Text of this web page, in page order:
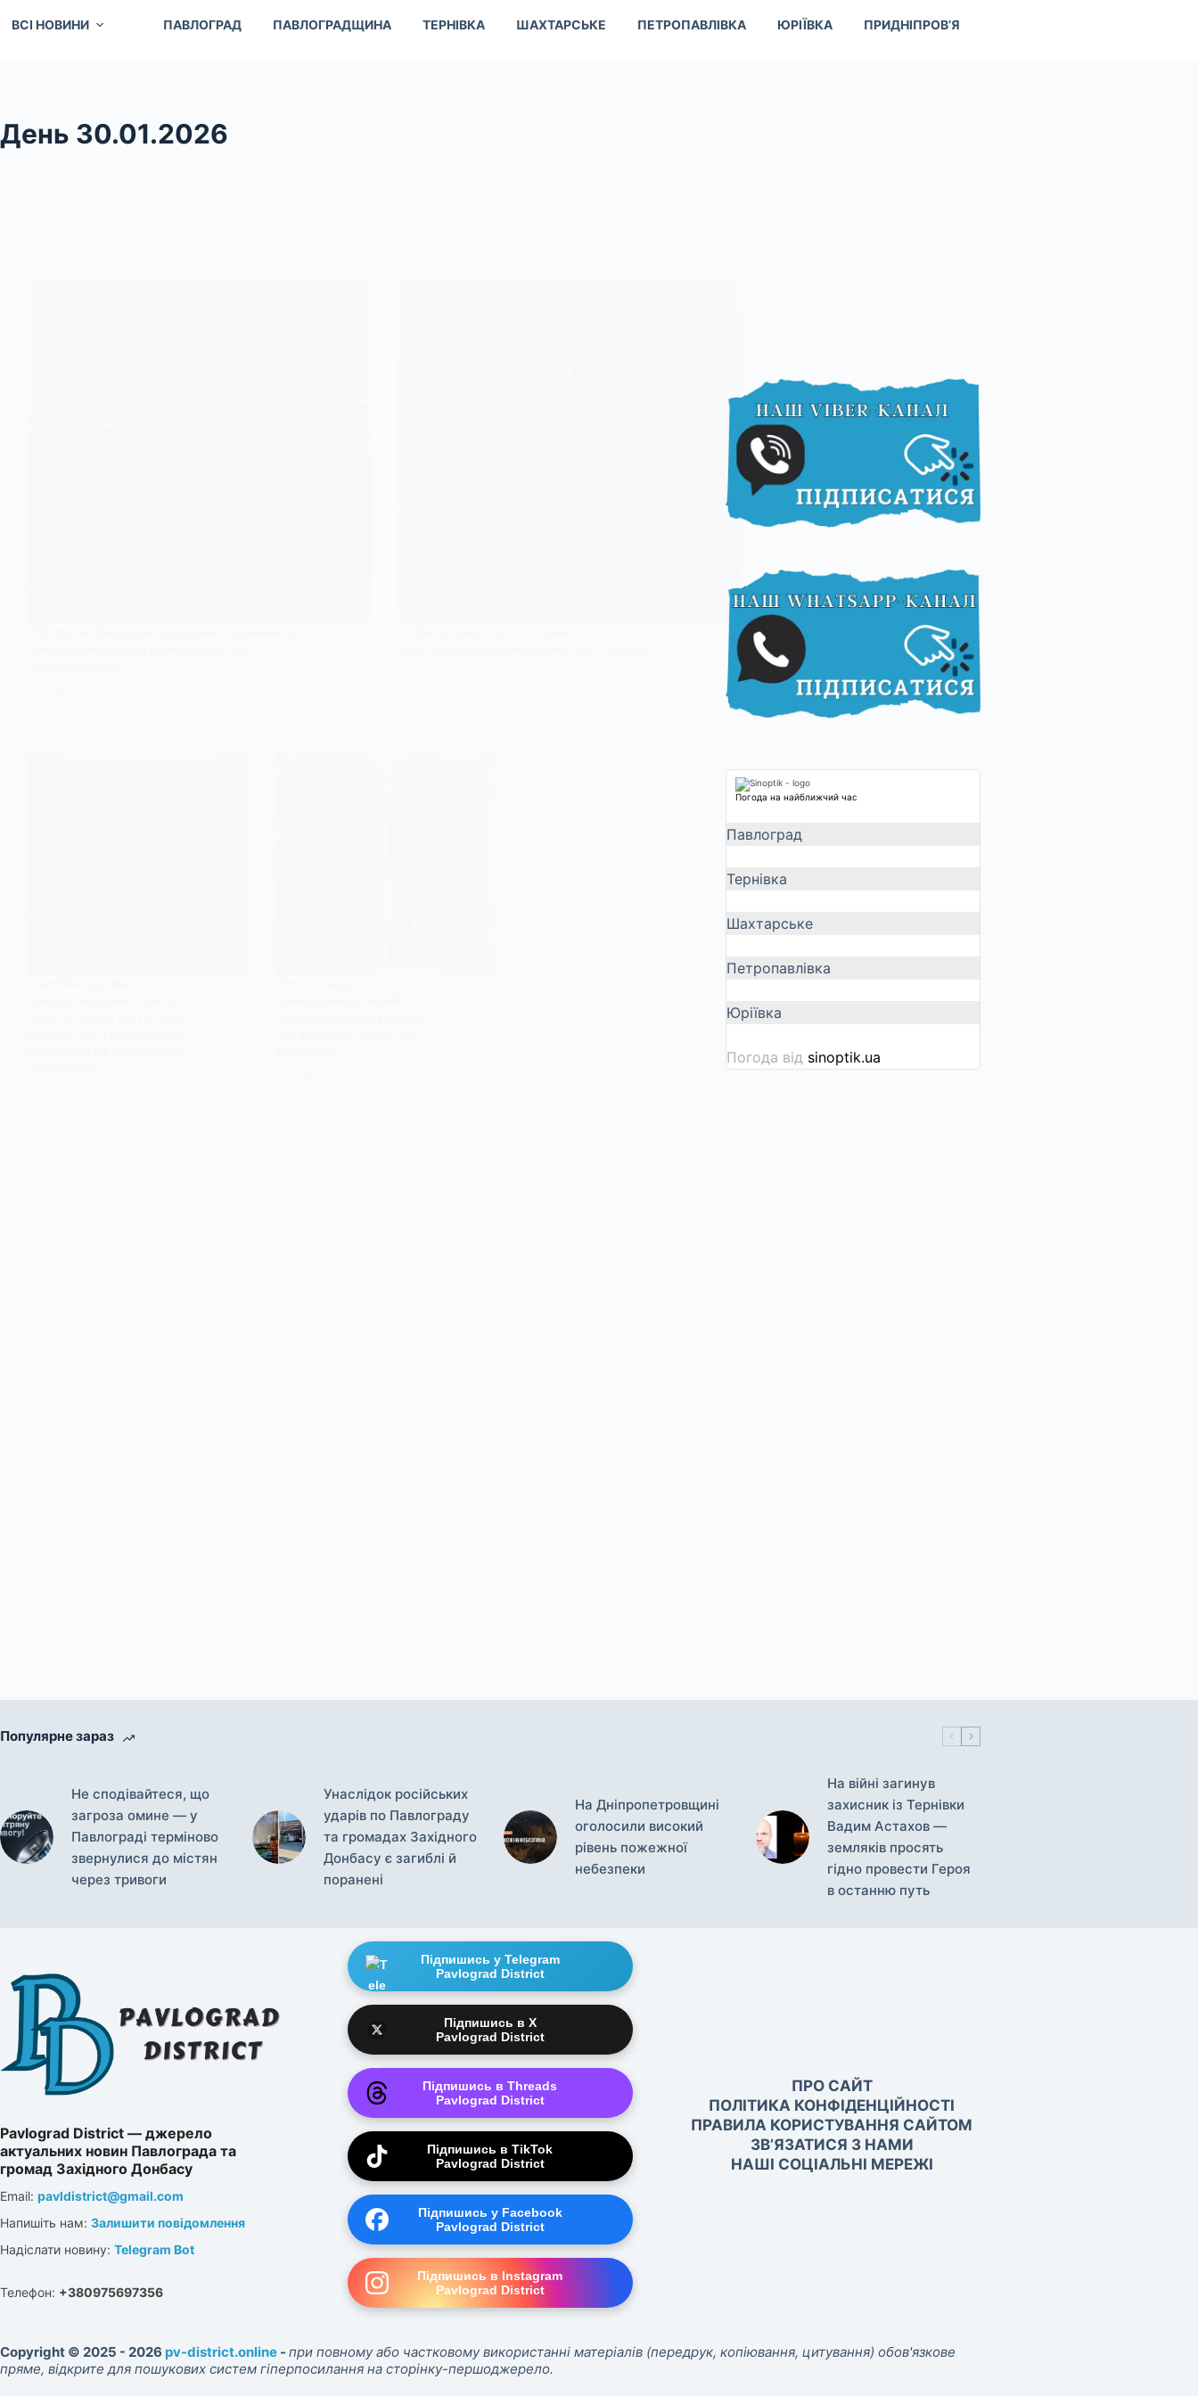
ВСІ НОВИНИ ПАВЛОГРАД ПАВЛОГРАДЩИНА ТЕРНІВКА ШАХТАРСЬКЕ ПЕТРОПАВЛІВКА ЮРІЇВКА ПРИДНІПРОВ’Я
День 30.01.2026
Погода на найближчий час
Павлоград
Тернівка
Шахтарське
Петропавлівка
Юріївка
Погода від sinoptik.ua
Популярне зараз
Не сподівайтеся, що
загроза омине — у
Павлограді терміново
звернулися до містян
через тривоги
Унаслідок російських
ударів по Павлограду
та громадах Західного
Донбасу є загиблі й
поранені
На Дніпропетровщині
оголосили високий
рівень пожежної
небезпеки
На війні загинув
захисник із Тернівки
Вадим Астахов —
земляків просять
гідно провести Героя
в останню путь
Pavlograd District — джерело
актуальних новин Павлограда та
громад Західного Донбасу
Email: pavldistrict@gmail.com
Напишіть нам: Залишити повідомлення
Надіслати новину: Telegram Bot
Телефон: +380975697356
Підпишись у Telegram
Pavlograd District
Підпишись в X
Pavlograd District
Підпишись в Threads
Pavlograd District
Підпишись в TikTok
Pavlograd District
Підпишись у Facebook
Pavlograd District
Підпишись в Instagram
Pavlograd District
ПРО САЙТ
ПОЛІТИКА КОНФІДЕНЦІЙНОСТІ
ПРАВИЛА КОРИСТУВАННЯ САЙТОМ
ЗВ’ЯЗАТИСЯ З НАМИ
НАШІ СОЦІАЛЬНІ МЕРЕЖІ
Copyright © 2025 - 2026 pv-district.online - при повному або частковому використанні матеріалів (передрук, копіювання, цитування) обов'язкове
пряме, відкрите для пошукових систем гіперпосилання на сторінку-першоджерело.